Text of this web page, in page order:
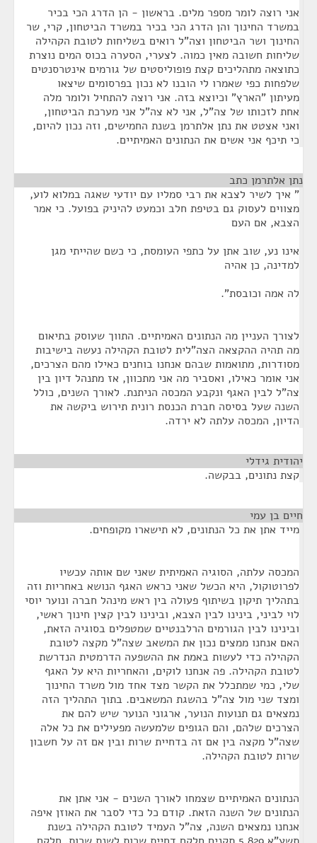
אני רוצה לומר מספר מלים. בראשון - הן הדרג הכי בכיר
במשרד החינוך והן הדרג הכי בכיר במשרד הביטחון, קרי, שר
החינוך ושר הביטחון וצה"ל רואים בשליחות לטובת הקהילה
שליחות חשובה מאין כמוה. לצערי, הסערה בכוס המים נוצרת
כתוצאה מתהליכים קצת פופוליסטים של גורמים אינטרסנטים
שלפחות כפי שאמרו לי הובנו לא נכון בפרסומים שיצאו
מעיתון "הארץ" וכיוצא בזה. אני רוצה להתחיל ולומר מלה
אחת לזכותו של צה"ל, אני לא צה"ל אני מערכת הביטחון,
ואני אצטט את נתן אלתרמן בשנת החמישים, וזה נכון להיום,
כי תיכף אני אשים את הנתונים האמיתיים.
נתן אלתרמן כתב
" איך לשיר לצבא את רבי סמליו עם יודעי שאגה במלוא לוע,
מצווים לעסוק גם בטיפת חלב וכמעט להיניק בפועל. כי אמר
הצבא, אם העם
אינו נע, שוב אתן על כתפי העומסת, כי כשם שהייתי מגן
למדינה, כן אהיה
לה אמה וכובסת".
לצורך העניין מה הנתונים האמיתיים. התווך שעוסק בתיאום
מה תהיה ההקצאה הצה"לית לטובת הקהילה נעשה בישיבות
מסודרות, מתואמות שבהם אנחנו בוחנים כאילו מהם הצרכים,
אני אומר כאילו, ואסביר מה אני מתכוון, אז מתנהל דיון בין
צה"ל לבין האגף ונקבע המכסה הניתנת. לאורך השנים, כולל
השנה שעל בסיסה חברת הכנסת רונית תירוש ביקשה את
הדיון, המכסה עלתה לא ירדה.
יהודית גידלי
קצת נתונים, בבקשה.
חיים בן עמי
מייד אתן את כל הנתונים, לא תישארו מקופחים.
המכסה עלתה, הסוגיה האמיתית שאני שם אותה עכשיו
לפרוטוקול, היא הכשל שאני כראש האגף הנושא באחריות וזה
בתהליך תיקון בשיתוף פעולה בין ראש מינהל חברה ונוער יוסי
לוי לביני, בינינו לבין הצבא, ובינינו לבין קצין חינוך ראשי,
ובינינו לבין הגורמים הרלבנטיים שמטפלים בסוגיה הזאת,
האם אנחנו ממצים נכון את המשאב שצה"ל מקצה לטובת
הקהילה כדי לעשות באמת את ההשפעה הדרמטית הנדרשת
לטובת הקהילה. פה אנחנו לוקים, והאחריות היא על האגף
שלי, כמי שמתכלל את הקשר מצד אחד מול משרד החינוך
ומצד שני מול צה"ל בהשגת המשאבים. בתוך התהליך הזה
נמצאים גם תנועות הנוער, ארגוני הנוער שיש להם את
הצרכים שלהם, והם הגופים שלמעשה מפעילים את כל אלה
שצה"ל מקצה בין אם זה בדחיית שרות ובין אם זה על חשבון
שרות לטובת הקהילה.
הנתונים האמיתיים שצמחו לאורך השנים - אני אתן את
הנתונים של השנה הזאת. קודם כל כדי לסבר את האוזן איפה
אנחנו נמצאים השנה, צה"ל העמיד לטובת הקהילה בשנת